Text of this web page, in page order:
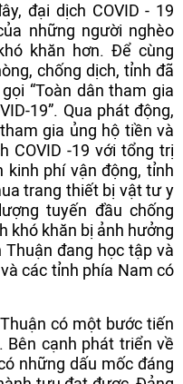
đại dịch COVID - 19
những người nghèo
khăn hơn. Để cùng
chống dịch, tỉnh đã
“Toàn dân tham gia
19”. Qua phát động,
gia ủng hộ tiền và
COVID -19 với tổng trị
kinh phí vận động, tỉnh
trang thiết bị vật tư y
tuyến đầu chống
khó khăn bị ảnh hưởng
đang học tập và
các tỉnh phía Nam có
có một bước tiến
cạnh phát triển về
những dấu mốc đáng